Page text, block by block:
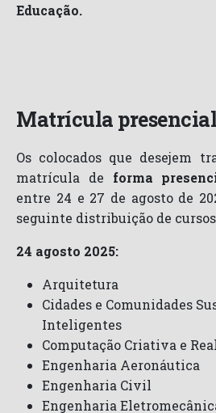
Educação.
Matrícula presencial
Os colocados que desejem
matrícula de forma
entre 24 e 27 de agosto de
seguinte distribuição de cursos
24 agosto 2025:
Arquitetura
Cidades e Comunidades
Inteligentes
Computação Criativa e
Engenharia Aeronáutica
Engenharia Civil
Engenharia